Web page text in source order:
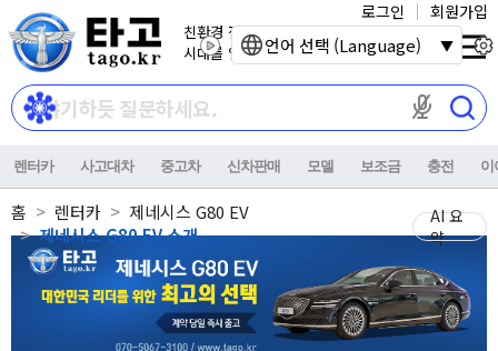
친환경 전기자동차
시대를 열어갑니다.
마이크 권한이
로그인 회원가입
렌터카 사고대차 중고차 신차판매 모델 보조금 충전 이
홈 렌터카
제네시스 G80 EV
제네시스 G80 EV 소개
AI 요
약
언어 선택 (Language)